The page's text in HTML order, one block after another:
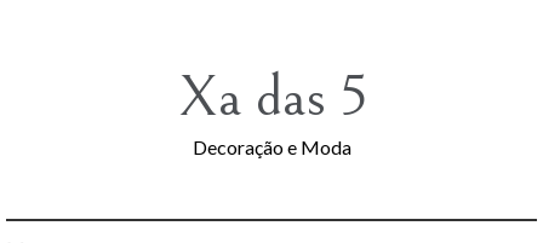
Xa das 5
Decoração e Moda